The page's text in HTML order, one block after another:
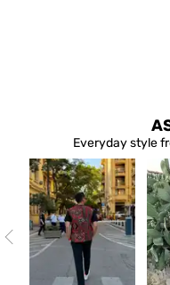
Everyday style